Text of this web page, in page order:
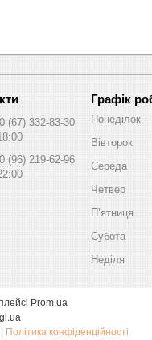
(67) 332-83-30
(96) 219-62-96
Графік
Понеділок
Вівторок
Середа
Четвер
Пʼятниця
Субота
Неділя
Prom.ua
Політика конфіденційності